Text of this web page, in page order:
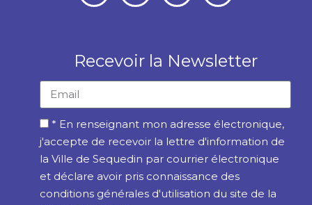
Recevoir la Newsletter
* En renseignant mon adresse électronique,
j'accepte de recevoir la lettre d'information de
la Ville de Sequedin par courrier électronique
et déclare avoir pris connaissance des
conditions générales d'utilisation du site de la